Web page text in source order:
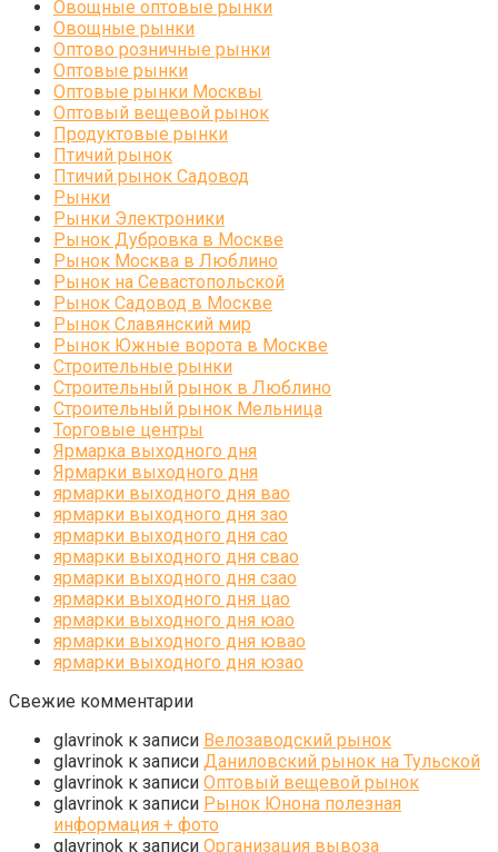
Овощные оптовые рынки
Овощные рынки
Оптово розничные рынки
Оптовые рынки
Оптовые рынки Москвы
Оптовый вещевой рынок
Продуктовые рынки
Птичий рынок
Птичий рынок Садовод
Рынки
Рынки Электроники
Рынок Дубровка в Москве
Рынок Москва в Люблино
Рынок на Севастопольской
Рынок Садовод в Москве
Рынок Славянский мир
Рынок Южные ворота в Москве
Строительные рынки
Строительный рынок в Люблино
Строительный рынок Мельница
Торговые центры
Ярмарка выходного дня
Ярмарки выходного дня
ярмарки выходного дня вао
ярмарки выходного дня зао
ярмарки выходного дня сао
ярмарки выходного дня свао
ярмарки выходного дня сзао
ярмарки выходного дня цао
ярмарки выходного дня юао
ярмарки выходного дня ювао
ярмарки выходного дня юзао
Свежие комментарии
glavrinok к записи Велозаводский рынок
glavrinok к записи Даниловский рынок на Тульской
glavrinok к записи Оптовый вещевой рынок
glavrinok к записи Рынок Юнона полезная
информация + фото
glavrinok к записи Организация вывоза